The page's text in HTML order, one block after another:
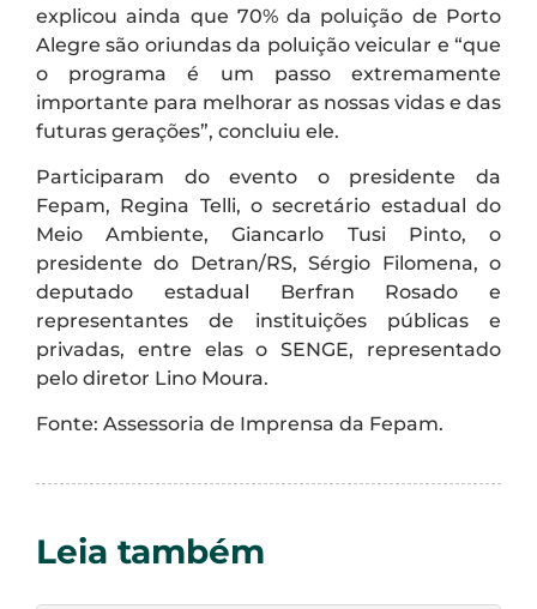
explicou ainda que 70% da poluição de Porto
Alegre são oriundas da poluição veicular e “que
o programa é um passo extremamente
importante para melhorar as nossas vidas e das
futuras gerações”, concluiu ele.
Participaram do evento o presidente da
Fepam, Regina Telli, o secretário estadual do
Meio Ambiente, Giancarlo Tusi Pinto, o
presidente do Detran/RS, Sérgio Filomena, o
deputado estadual Berfran Rosado e
representantes de instituições públicas e
privadas, entre elas o SENGE, representado
pelo diretor Lino Moura.
Fonte: Assessoria de Imprensa da Fepam.
Leia também